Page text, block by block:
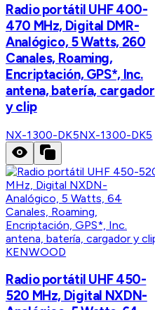
Radio portátil UHF 400-
470 MHz, Digital DMR-
Analógico, 5 Watts, 260
Canales, Roaming,
Encriptación, GPS*, Inc.
antena, batería, cargador
y clip
NX-1300-DK5NX-1300-DK5
KENWOOD
Radio portátil UHF 450-
520 MHz, Digital NXDN-